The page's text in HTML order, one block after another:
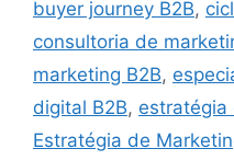
buyer journey B2B,
consultoria de
marketing B2B,
digital B2B, estratégia
Estratégia de